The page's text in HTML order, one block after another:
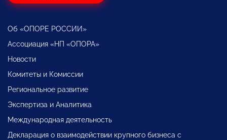
Об «ОПОРЕ РОССИИ»
Ассоциация «НП «ОПОРА»
Новости
Комитеты и Комиссии
Региональное развитие
Экспертиза и Аналитика
Международная деятельность
Декларация о взаимодействии крупного бизнеса с